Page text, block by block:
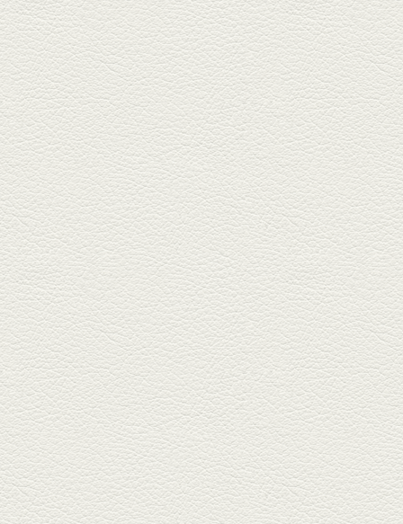
どんぐりﾎﾟｰｸ西京焼き
西銀座通り、若き和の料理人の
名店「旬味こさか」で夏の味を
堪能...
2025年5月23日放送
明太もちチーズもんじゃ
銀座中通りで深夜３時まで営業
している「もんじゃ焼きかめの
や」...
2025年5月2日放送
ミックス水餃子＆麻婆豆
腐
新水前寺駅そばの人気店「中華
料理 福来亭」へ。「しろ」ロッ
ク...
2025年4月11日放送
きびなごの塩焼き＆黒豚
しゃぶしゃぶ
春の[熊本屋台村]で昼飲みの刻。
[かごっま屋台 黒で乾杯]で「銀...
2025年3月21日放送
薩摩赤鶏のころころ焼き
＆カツオの藁焼き
三年坂通りのビル２階「焼鳥こ
ろころ」はオシャレな店構えで